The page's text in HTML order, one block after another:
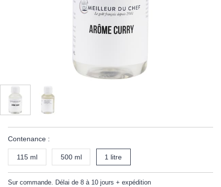
Contenance :
115 ml 500 ml 1 litre
Sur commande. Délai de 8 à 10 jours + expédition